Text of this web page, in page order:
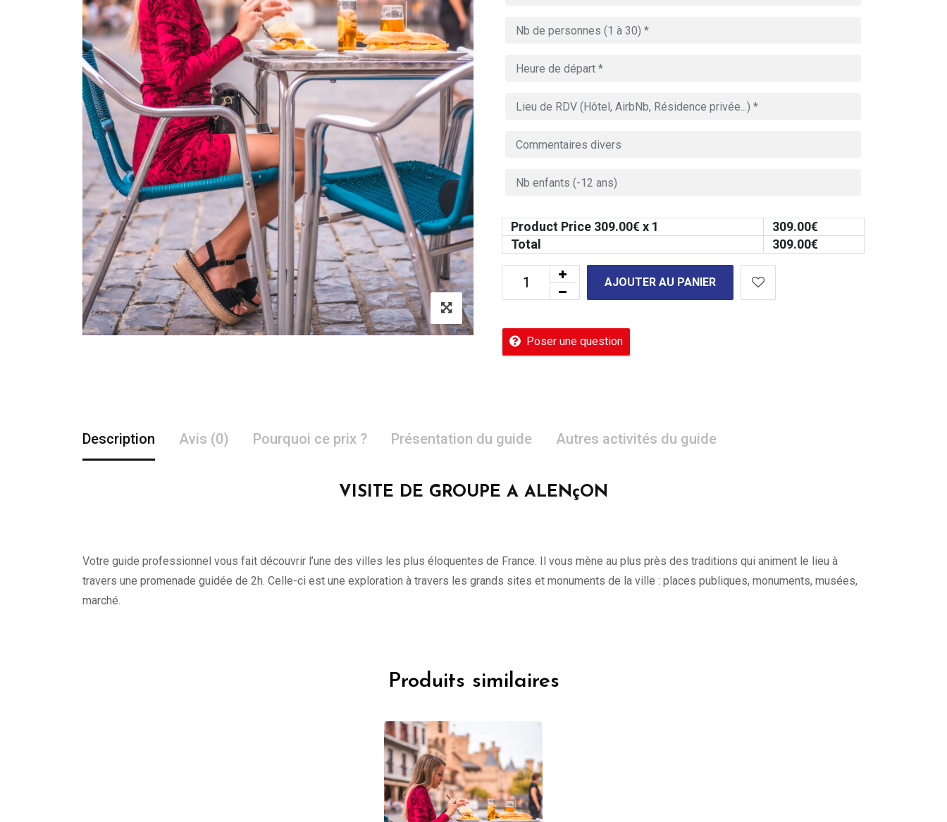
Product Price 309.00€ x 1 309.00€
Total
309.00€
AJOUTER AU PANIER
Poser une question
Description Avis (0) Pourquoi ce prix ? Présentation du guide Autres activités du guide
VISITE DE GROUPE A ALENçON
Votre guide professionnel vous fait découvrir l’une des villes les plus éloquentes de France. Il vous mène au plus près des traditions qui animent le lieu à
travers une promenade guidée de 2h. Celle-ci est une exploration à travers les grands sites et monuments de la ville : places publiques, monuments, musées,
marché.
Produits similaires